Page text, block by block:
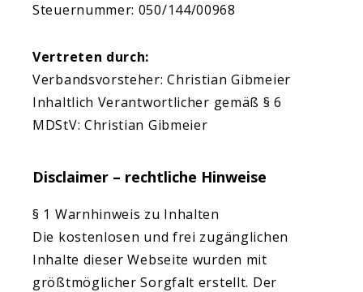
Steuernummer: 050/144/00968
Vertreten durch:
Verbandsvorsteher: Christian Gibmeier
Inhaltlich Verantwortlicher gemäß § 6
MDStV: Christian Gibmeier
Disclaimer – rechtliche Hinweise
§ 1 Warnhinweis zu Inhalten
Die kostenlosen und frei zugänglichen
Inhalte dieser Webseite wurden mit
größtmöglicher Sorgfalt erstellt. Der